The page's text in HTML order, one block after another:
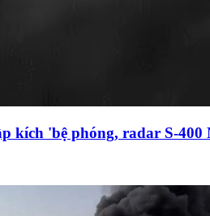
kích 'bệ phóng, radar S-400